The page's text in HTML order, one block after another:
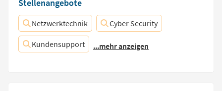
Stellenangebote
Netzwerktechnik Cyber Security
Kundensupport ...mehr anzeigen